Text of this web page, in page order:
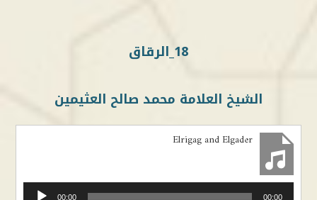
18_الرقاق
الشيخ العلامة محمد صالح العثيمين
Elrigag and Elgader
00:00 00:00